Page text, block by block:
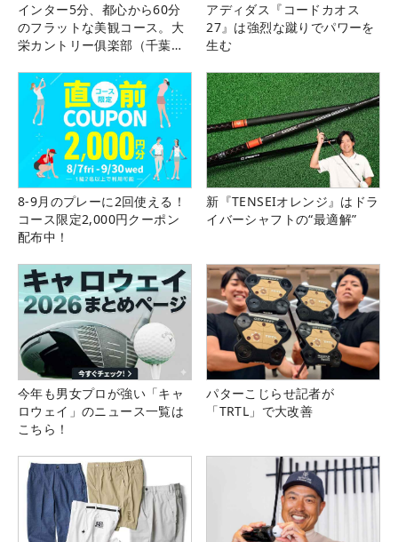
インター5分、都心から60分
のフラットな美観コース。大
栄カントリー俱楽部（千葉
アディダス『コードカオス
27』は強烈な蹴りでパワーを
生む
8-9月のプレーに2回使える！
コース限定2,000円クーポン
配布中！
新『TENSEIオレンジ』はドラ
イバーシャフトの“最適解”
今年も男女プロが強い「キャ
ロウェイ」のニュース一覧は
こちら！
パターこじらせ記者が
「TRTL」で大改善